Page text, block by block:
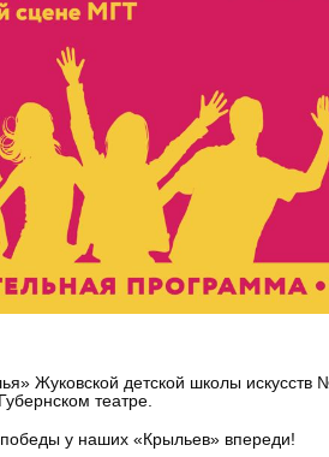
Жуковской детской школы искусств
театре.
победы у наших «Крыльев» впереди!